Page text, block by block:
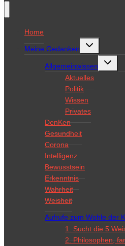
Home
Meine Gedanken
Untermenü
umschalten
Allgemeinwissen
Aktuelles
Politik
Wissen
Privates
DenKen
Gesundheit
Corona
Intelligenz
Bewusstsein
Erkenntnis
Wahrheit
Weisheit
Aufrufe zum Wohle der
1. Sucht die 5
2. Philosophen,